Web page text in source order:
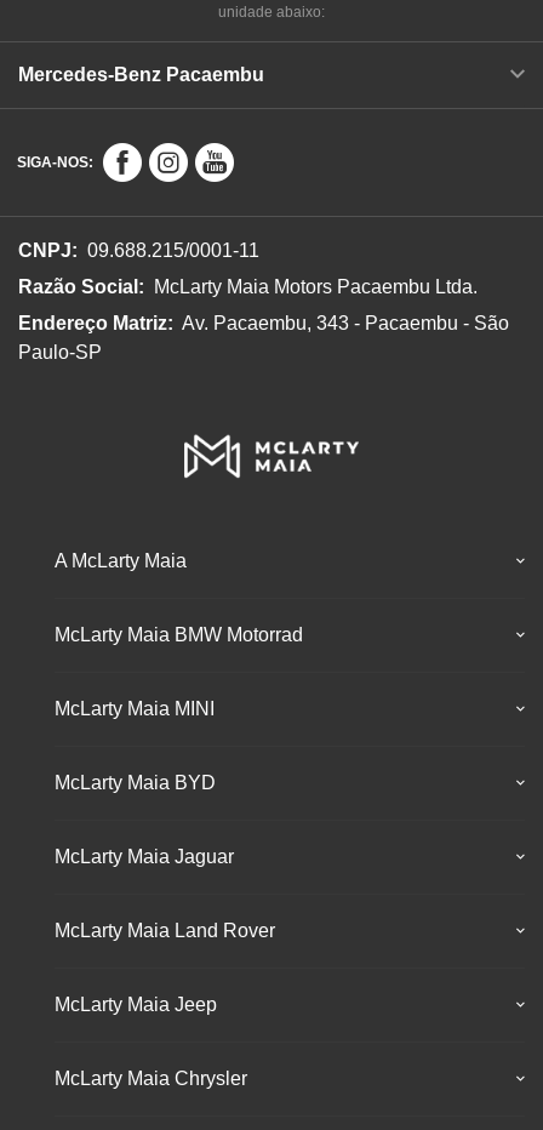
unidade abaixo:
Mercedes-Benz Pacaembu
SIGA-NOS:
CNPJ: 09.688.215/0001-11
Razão Social:
McLarty Maia Motors Pacaembu Ltda.
Endereço Matriz: Av. Pacaembu, 343 - Pacaembu - São
Paulo-SP
A McLarty Maia
McLarty Maia BMW Motorrad
McLarty Maia MINI
McLarty Maia BYD
McLarty Maia Jaguar
McLarty Maia Land Rover
McLarty Maia Jeep
McLarty Maia Chrysler